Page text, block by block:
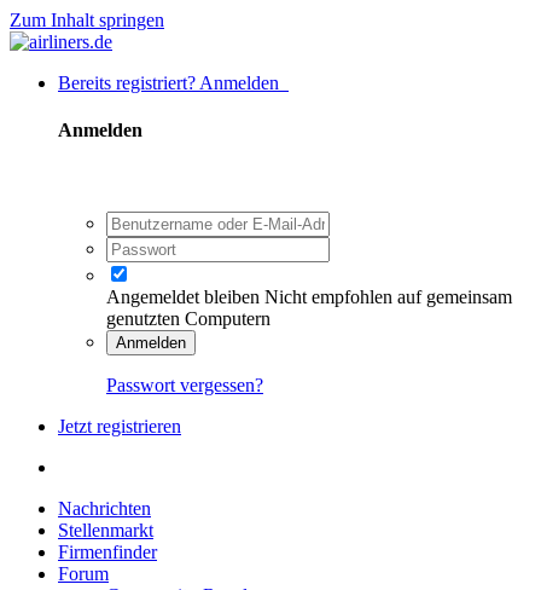
Zum Inhalt springen
Bereits registriert? Anmelden
Anmelden
Angemeldet bleiben Nicht empfohlen auf gemeinsam
genutzten Computern
Anmelden
Passwort vergessen?
Jetzt registrieren
Nachrichten
Stellenmarkt
Firmenfinder
Forum